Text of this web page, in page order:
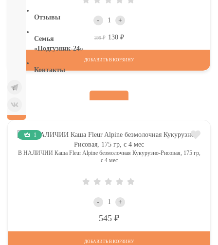
Отзывы
Семья
«Подгузник-24»
Контакты
- +
199Р 130 Р
ДОБАВИТЬ В КОРЗИНУ
1
В НАЛИЧИИ Каша Fleur Alpine безмолочная Кукурузно-Рисовая, 175 гр,
с 4 мес
- +
545
ДОБАВИТЬ В КОРЗИНУ